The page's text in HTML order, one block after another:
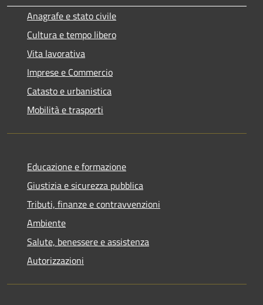
Anagrafe e stato civile
Cultura e tempo libero
Vita lavorativa
Imprese e Commercio
Catasto e urbanistica
Mobilità e trasporti
Educazione e formazione
Giustizia e sicurezza pubblica
Tributi, finanze e contravvenzioni
Ambiente
Salute, benessere e assistenza
Autorizzazioni